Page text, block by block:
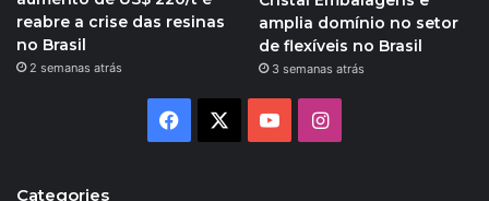
reabre a crise das resinas
no Brasil
2 semanas atrás
amplia domínio no setor
de flexíveis no Brasil
3 semanas atrás
Facebook YouTubeInstagram
Categories